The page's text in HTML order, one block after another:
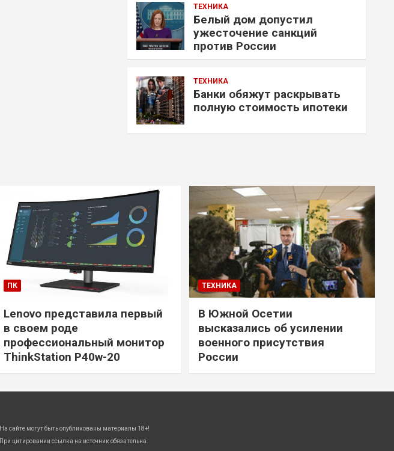
ТЕХНИКА
Белый дом допустил
ужесточение санкций
против России
ТЕХНИКА
Банки обяжут раскрывать
полную стоимость ипотеки
ПК
Lenovo представила первый
в своем роде
профессиональный монитор
ThinkStation P40w-20
ТЕХНИКА
В Южной Осетии
высказались об усилении
военного присутствия
России
На сайте могут быть опубликованы материалы 18+!
При цитировании ссылка на источник обязательна.